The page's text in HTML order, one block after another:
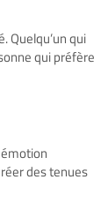
Quelqu’un qui
qui préfère
des tenues